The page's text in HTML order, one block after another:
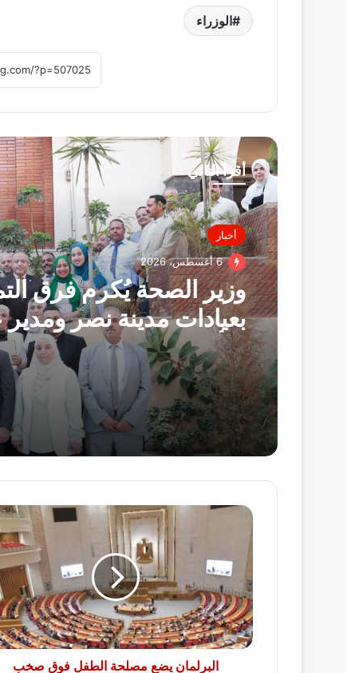
الوزراء
أقرأ التالي
أخبار
6 أغسطس، 2026
وزير الصحة يُكرم فرق
بعيادات مدينة نصر ومدير
التأمين الصحي بالفرع
بصرف مكافآت مالية تليق
البطولي
البرلمان
يضع
مصلحة
الطفل
فوق
صخب
الخلافات..
البرلمان يضع مصلحة الطفل فوق صخب